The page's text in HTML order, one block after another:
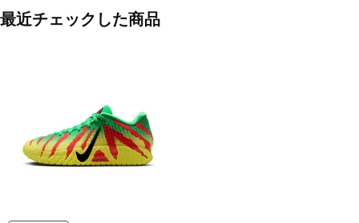
最近チェックした商品